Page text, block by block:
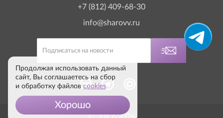
+7 (812) 409-68-30
info@sharovv.ru
Продолжая использовать данный
сайт, Вы соглашаетесь на сбор
и обработку файлов cookies
Хорошо